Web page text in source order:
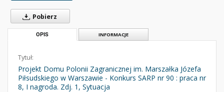
Pobierz
OPIS INFORMACJE
Tytuł:
Projekt Domu Polonii Zagranicznej im. Marszałka Józefa
Piłsudskiego w Warszawie - Konkurs SARP nr 90 : praca nr
8, I nagroda. Zdj. 1, Sytuacja